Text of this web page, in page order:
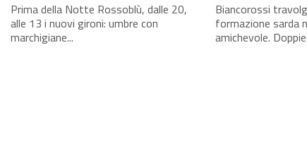
Prima della Notte Rossoblù, dalle 20,
alle 13 i nuovi gironi: umbre con
marchigiane...
Biancorossi
formazione sarda
amichevole.